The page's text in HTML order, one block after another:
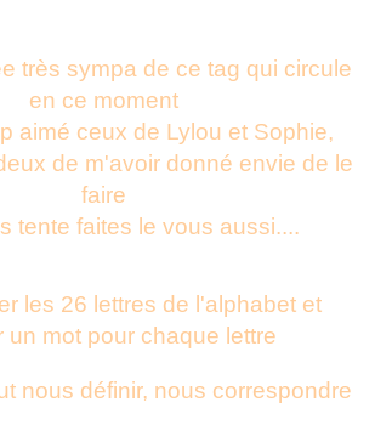
très sympa de ce tag qui circule
en ce moment
aimé ceux de Lylou et Sophie,
de m'avoir donné envie de le
faire
tente faites le vous aussi....
les 26 lettres de l'alphabet et
un mot pour chaque lettre
nous définir, nous correspondre